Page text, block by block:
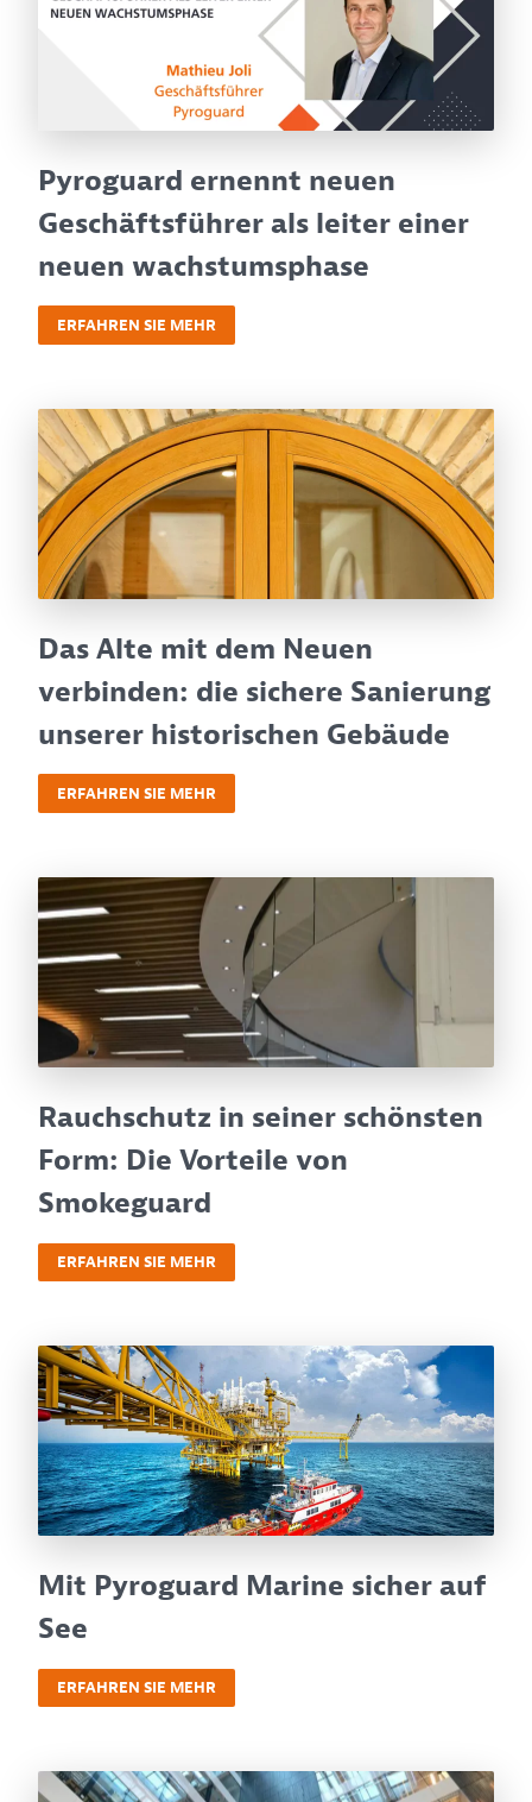
Pyroguard ernennt neuen
Geschäftsführer als leiter einer
neuen wachstumsphase
ERFAHREN SIE MEHR
Das Alte mit dem Neuen
verbinden: die sichere Sanierung
unserer historischen Gebäude
ERFAHREN SIE MEHR
Rauchschutz in seiner schönsten
Form: Die Vorteile von
Smokeguard
ERFAHREN SIE MEHR
Mit Pyroguard Marine sicher auf
See
ERFAHREN SIE MEHR